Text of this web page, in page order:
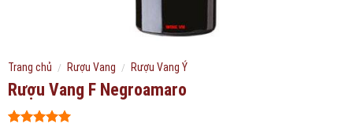
Trang chủ / Rượu Vang / Rượu Vang Ý
Rượu Vang F Negroamaro